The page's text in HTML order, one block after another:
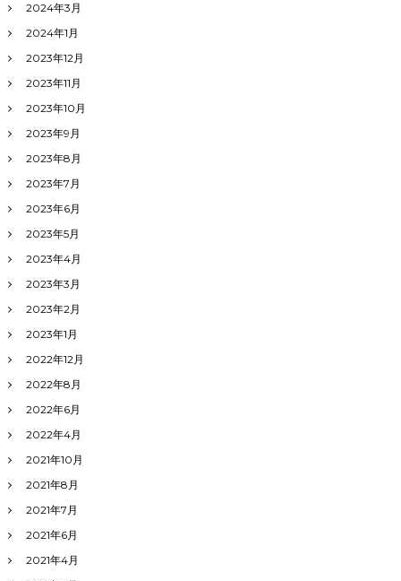
2024年3月
2024年1月
2023年12月
2023年11月
2023年10月
2023年9月
2023年8月
2023年7月
2023年6月
2023年5月
2023年4月
2023年3月
2023年2月
2023年1月
2022年12月
2022年8月
2022年6月
2022年4月
2021年10月
2021年8月
2021年7月
2021年6月
2021年4月